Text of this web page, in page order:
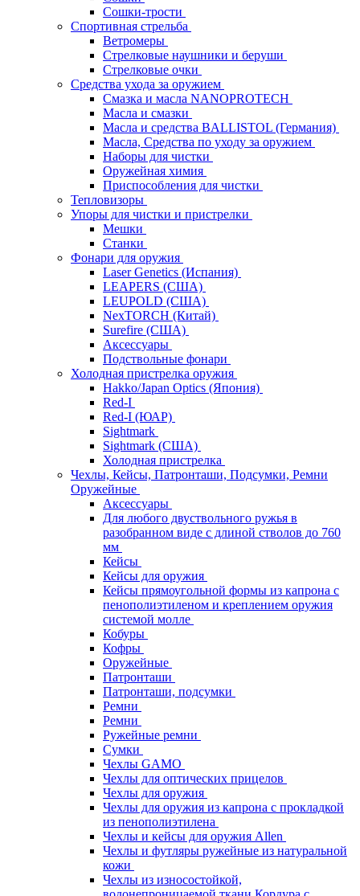
Сошки-трости
Спортивная стрельба
Ветромеры
Стрелковые наушники и беруши
Стрелковые очки
Средства ухода за оружием
Смазка и масла NANOPROTECH
Масла и смазки
Масла и средства BALLISTOL (Германия)
Масла, Средства по уходу за оружием
Наборы для чистки
Оружейная химия
Приспособления для чистки
Тепловизоры
Упоры для чистки и пристрелки
Мешки
Станки
Фонари для оружия
Laser Genetics (Испания)
LEAPERS (США)
LEUPOLD (США)
NexTORCH (Китай)
Surefire (США)
Аксессуары
Подствольные фонари
Холодная пристрелка оружия
Hakko/Japan Optics (Япония)
Red-I
Red-I (ЮАР)
Sightmark
Sightmark (США)
Холодная пристрелка
Чехлы, Кейсы, Патронташи, Подсумки, Ремни
Оружейные
Аксессуары
Для любого двуствольного ружья в
разобранном виде с длиной стволов до 760
мм
Кейсы
Кейсы для оружия
Кейсы прямоугольной формы из капрона с
пенополиэтиленом и креплением оружия
системой молле
Кобуры
Кофры
Оружейные
Патронташи
Патронташи, подсумки
Ремни
Ремни
Ружейные ремни
Сумки
Чехлы GAMO
Чехлы для оптических прицелов
Чехлы для оружия
Чехлы для оружия из капрона с прокладкой
из пенополиэтилена
Чехлы и кейсы для оружия Allen
Чехлы и футляры ружейные из натуральной
кожи
Чехлы из износостойкой,